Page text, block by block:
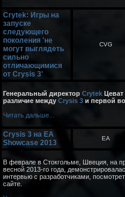
Crytek: Игры на
запуске
следующего
поколения 'не
могут выглядеть
сильно
отличающимися
от Crysis 3'
CVG
Генеральный директор Crytek Цеват
различие между Crysis 3 и первой
Читать дальше...
Crysis 3 на EA
Showcase 2013
EA
В феврале в Стокгольме, Швеция, на
весной 2013-го года,
интервью с разработчиками,
сайте.